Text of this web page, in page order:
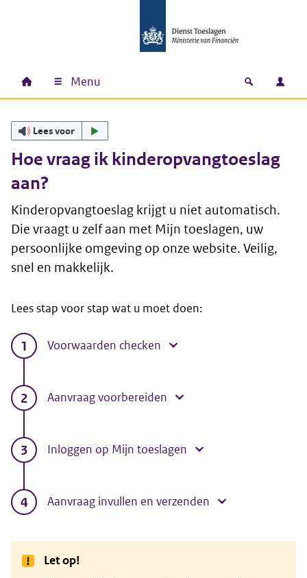
Hoofdnavigatie
Home Menu Open
Lees voor
Hoe vraag ik kinderopvangtoeslag
aan?
Kinderopvangtoeslag krijgt u niet automatisch.
Die vraagt u zelf aan met Mijn toeslagen, uw
persoonlijke omgeving op onze website. Veilig,
snel en makkelijk.
Lees stap voor stap wat u moet doen:
Voorwaarden checken
Aanvraag voorbereiden
Inloggen op Mijn toeslagen
Aanvraag invullen en verzenden
Let op!